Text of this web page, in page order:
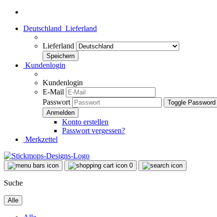
Deutschland Lieferland
Lieferland
Kundenlogin
Kundenlogin
E-Mail
Passwort
Toggle
Konto erstellen
Passwort vergessen?
Merkzettel
0
Suche
Alle